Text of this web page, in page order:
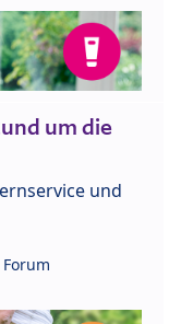
um die
und
Forum